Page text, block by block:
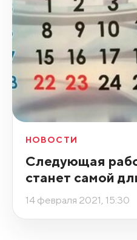
НОВОСТИ
Следующая
станет самой
14 февраля 2021, 15:30